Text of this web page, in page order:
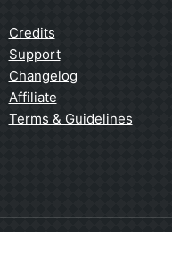
Credits
Support
Changelog
Affiliate
Terms & Guidelines